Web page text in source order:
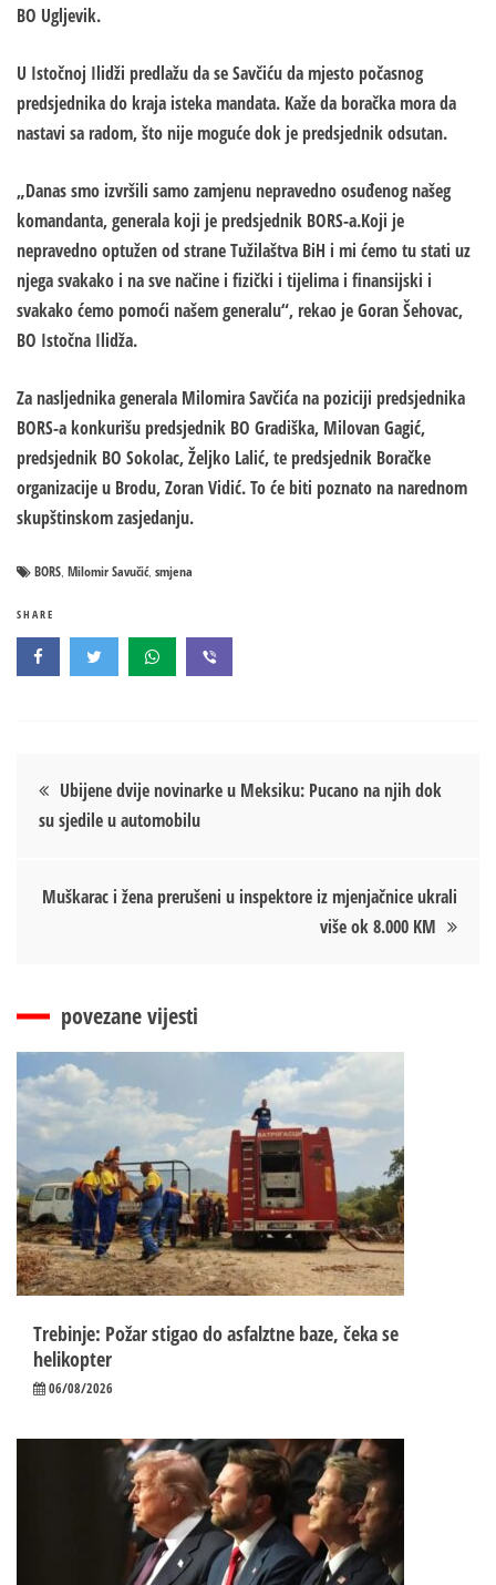
BO Ugljevik.
U Istočnoj Ilidži predlažu da se Savčiću da mjesto počasnog
predsjednika do kraja isteka mandata. Kaže da boračka mora da
nastavi sa radom, što nije moguće dok je predsjednik odsutan.
„Danas smo izvršili samo zamjenu nepravedno osuđenog našeg
komandanta, generala koji je predsjednik BORS-a.Koji je
nepravedno optužen od strane Tužilaštva BiH i mi ćemo tu stati uz
njega svakako i na sve načine i fizički i tijelima i finansijski i
svakako ćemo pomoći našem generalu“, rekao je Goran Šehovac,
BO Istočna Ilidža.
Za nasljednika generala Milomira Savčića na poziciji predsjednika
BORS-a konkurišu predsjednik BO Gradiška, Milovan Gagić,
predsjednik BO Sokolac, Željko Lalić, te predsjednik Boračke
organizacije u Brodu, Zoran Vidić. To će biti poznato na narednom
skupštinskom zasjedanju.
BORS, Milomir Savučić, smjena
SHARE
Кретање
чланка
Ubijene dvije novinarke u Meksiku: Pucano na njih dok
su sjedile u automobilu
Muškarac i žena prerušeni u inspektore iz mjenjačnice ukrali
više ok 8.000 KM
povezane vijesti
Trebinje: Požar stigao do asfalztne baze, čeka se
helikopter
06/08/2026